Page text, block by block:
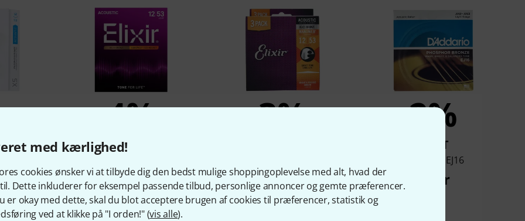
med kærlighed!
cookies ønsker vi at tilbyde dig den bedst mulige shoppingoplevelse med alt, hvad der
Dette inkluderer for eksempel passende tilbud, personlige annoncer og gemte præferencer.
er okay med dette, skal du blot acceptere brugen af cookies til præferencer, statistik og
ved at klikke på "I orden!" (vis alle).
4%
KØBT
119 kr
3%
3P
255 kr
2%
KØBT
Daddario EJ16
66 kr